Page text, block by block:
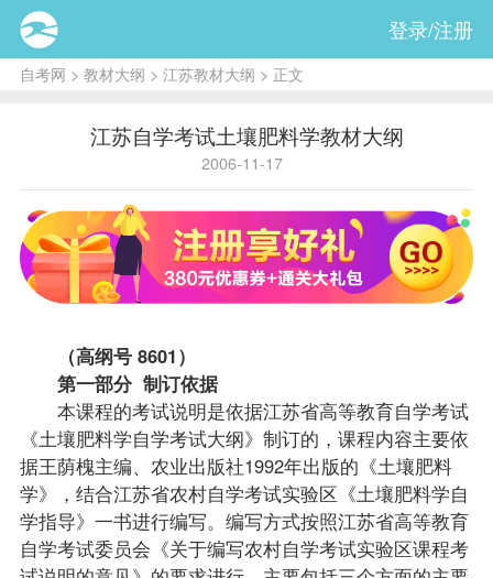
登录/注册
自考网 > 教材大纲 > 江苏教材大纲 > 正文
江苏自学考试土壤肥料学教材大纲
2006-11-17
（高纲号 8601）
第一部分 制订依据
本课程的考试说明是依据江苏省高等教育自学考试
《土壤肥料学自学考试大纲》制订的，课程内容主要依
据王荫槐主编、农业出版社1992年出版的《土壤肥料
学》，结合江苏省农村自学考试实验区《土壤肥料学自
学指导》一书进行编写。编写方式按照江苏省高等教育
自学考试委员会《关于编写农村自学考试实验区课程考